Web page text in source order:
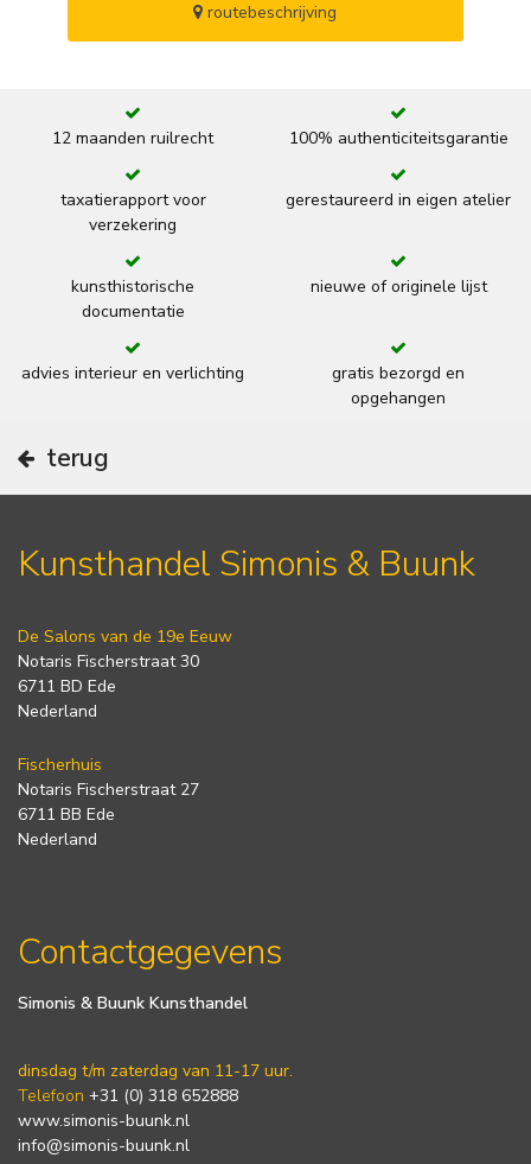
routebeschrijving
12 maanden ruilrecht 100% authenticiteitsgarantie
taxatierapport voor
verzekering
gerestaureerd in eigen atelier
kunsthistorische
documentatie
nieuwe of originele lijst
advies interieur en verlichting
gratis bezorgd en
opgehangen
terug
Kunsthandel Simonis & Buunk
De Salons van de 19e Eeuw
Notaris Fischerstraat 30
6711 BD Ede
Nederland
Fischerhuis
Notaris Fischerstraat 27
6711 BB Ede
Nederland
Contactgegevens
Simonis & Buunk Kunsthandel
dinsdag t/m zaterdag van 11-17 uur.
Telefoon +31 (0) 318 652888
www.simonis-buunk.nl
info@simonis-buunk.nl